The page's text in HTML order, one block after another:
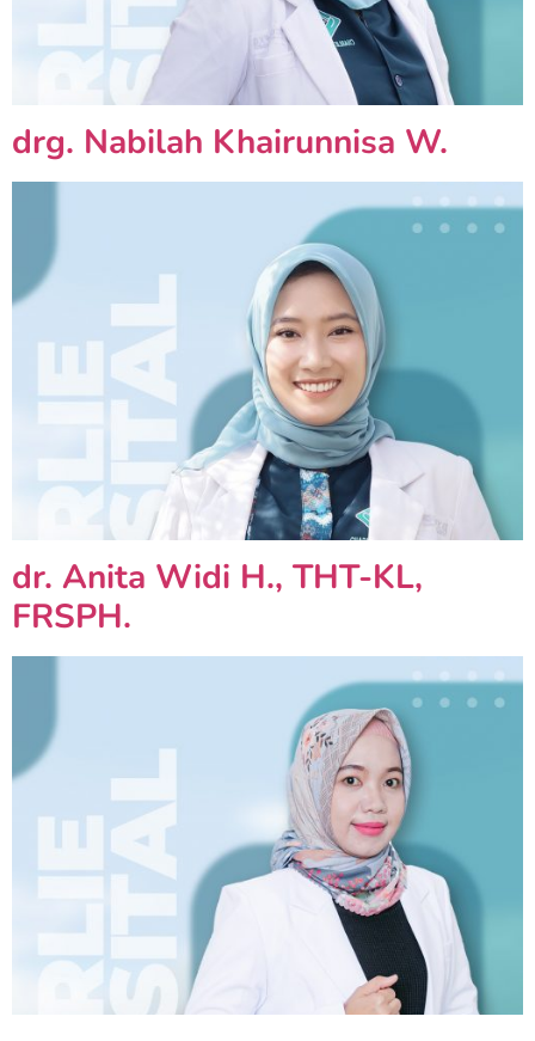
drg. Nabilah Khairunnisa W.
dr. Anita Widi H., THT-KL,
FRSPH.